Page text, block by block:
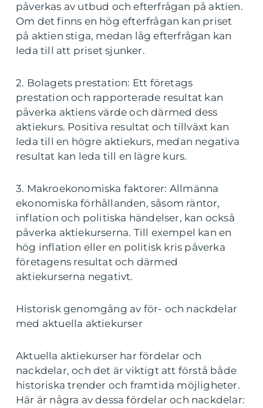
påverkas av utbud och efterfrågan på aktien.
Om det finns en hög efterfrågan kan priset
på aktien stiga, medan låg efterfrågan kan
leda till att priset sjunker.
2. Bolagets prestation: Ett företags
prestation och rapporterade resultat kan
påverka aktiens värde och därmed dess
aktiekurs. Positiva resultat och tillväxt kan
leda till en högre aktiekurs, medan negativa
resultat kan leda till en lägre kurs.
3. Makroekonomiska faktorer: Allmänna
ekonomiska förhållanden, såsom räntor,
inflation och politiska händelser, kan också
påverka aktiekurserna. Till exempel kan en
hög inflation eller en politisk kris påverka
företagens resultat och därmed
aktiekurserna negativt.
Historisk genomgång av för- och nackdelar
med aktuella aktiekurser
Aktuella aktiekurser har fördelar och
nackdelar, och det är viktigt att förstå både
historiska trender och framtida möjligheter.
Här är några av dessa fördelar och nackdelar: